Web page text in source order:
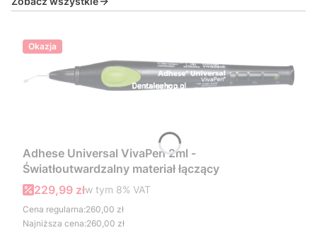
Okazja
Adhese Universal VivaPen 2ml -
Światłoutwardzalny materiał łączący
Cena promocyjna brutto
229,99 złw tym %s VAT
w tym 8% VAT
Cena regularna:260,00 zł
Najniższa cena:260,00 zł